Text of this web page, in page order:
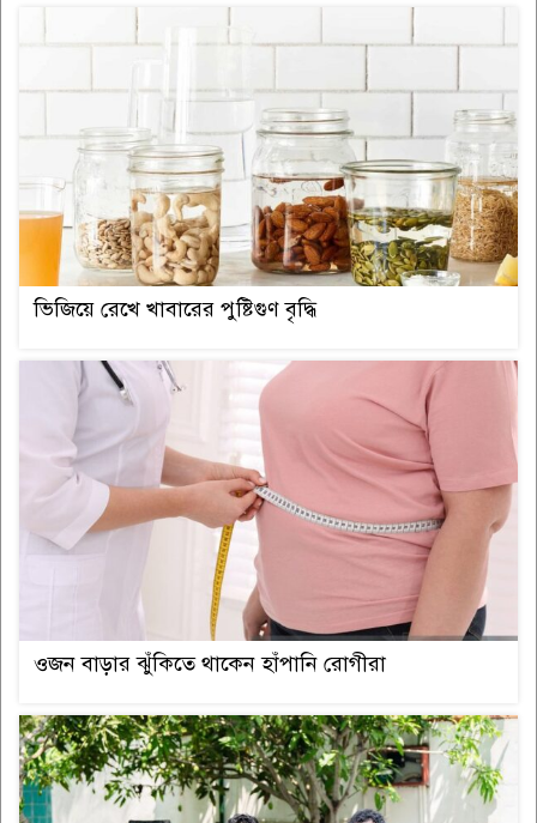
ভিজিয়ে রেখে খাবারের পুষ্টিগুণ বৃদ্ধি
ওজন বাড়ার ঝুঁকিতে থাকেন হাঁপানি রোগীরা